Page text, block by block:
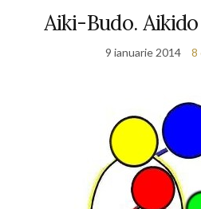
Aiki-Budo.
9 ianuarie 2014 8